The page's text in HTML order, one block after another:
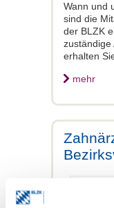
Wann und
sind die
der BLZK
zuständige
erhalten
mehr